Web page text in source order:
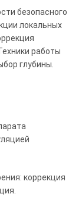
безопасного
локальных
работы
глубины.
коррекция